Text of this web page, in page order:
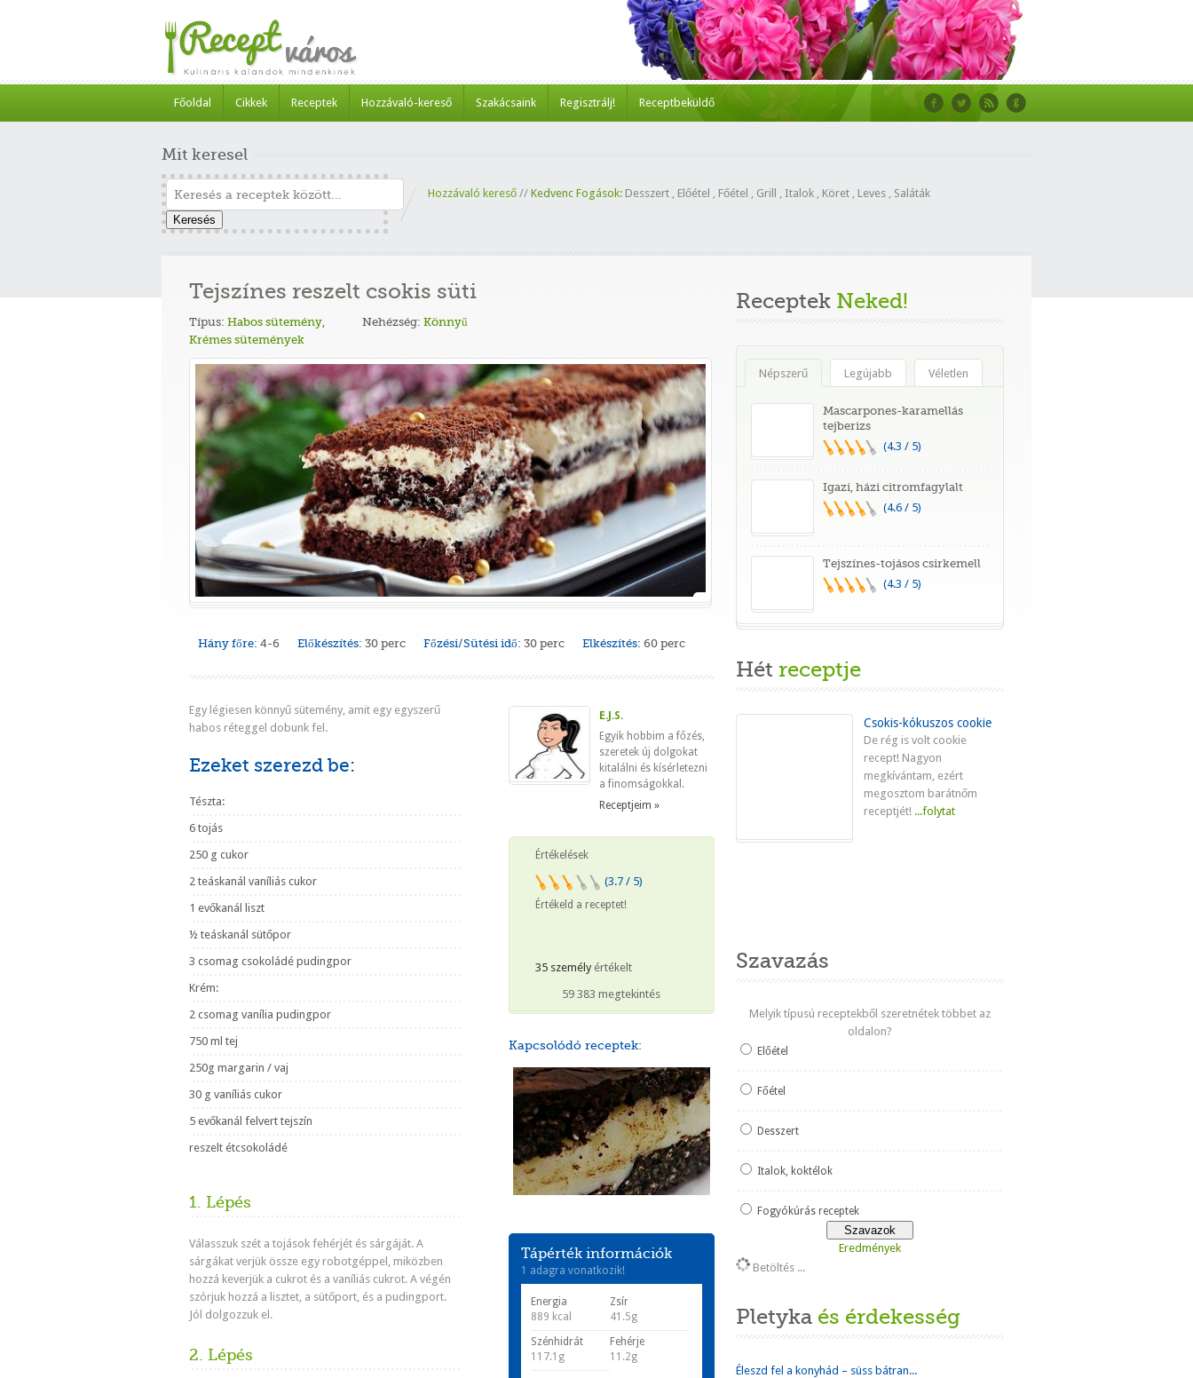
Főoldal Cikkek Receptek Hozzávaló-kereső Szakácsaink Regisztrálj! Receptbeküldő
Mit keresel
Keresés
Hozzávaló kereső // Kedvenc Fogások: Desszert , Előétel , Főétel , Grill , Italok , Köret , Leves , Saláták
Tejszínes reszelt csokis süti
Típus: Habos sütemény,
Krémes sütemények
Nehézség: Könnyű
Hány főre: 4-6 Előkészítés: 30 perc Főzési/Sütési idő: 30 perc Elkészítés: 60 perc
Egy légiesen könnyű sütemény, amit egy egyszerű
habos réteggel dobunk fel.
Ezeket szerezd be:
Tészta:
6 tojás
250 g cukor
2 teáskanál vaníliás cukor
1 evőkanál liszt
½ teáskanál sütőpor
3 csomag csokoládé pudingpor
Krém:
2 csomag vanília pudingpor
750 ml tej
250g margarin / vaj
30 g vaníliás cukor
5 evőkanál felvert tejszín
reszelt étcsokoládé
1. Lépés
Válasszuk szét a tojások fehérjét és sárgáját. A
sárgákat verjük össze egy robotgéppel, miközben
hozzá keverjük a cukrot és a vaníliás cukrot. A végén
szórjuk hozzá a lisztet, a sütőport, és a pudingport.
Jól dolgozzuk el.
2. Lépés
E.J.S.
Egyik hobbim a főzés,
szeretek új dolgokat
kitalálni és kísérletezni
a finomságokkal.
Receptjeim »
Értékelések
(3.7 / 5)
Értékeld a receptet!
35 személyértékelt
59 383 megtekintés
Kapcsolódó receptek:
Tápérték információk
1 adagra vonatkozik!
Energia
889 kcal
Zsír
41.5g
Szénhidrát
117.1g
Fehérje
11.2g
Receptek Neked!
Népszerű Legújabb Véletlen
Mascarpones-karamellás
tejberizs
(4.3 / 5)
Igazi, házi citromfagylalt
(4.6 / 5)
Tejszínes-tojásos csirkemell
(4.3 / 5)
Hét receptje
Csokis-kókuszos cookie
De rég is volt cookie
recept! Nagyon
megkívántam, ezért
megosztom barátnőm
receptjét! ...folytat
Szavazás
Melyik típusú receptekből szeretnétek többet az
oldalon?
Előétel
Főétel
Desszert
Italok, koktélok
Fogyókúrás receptek
Eredmények
Betöltés ...
Pletyka és érdekesség
Éleszd fel a konyhád – süss bátran...